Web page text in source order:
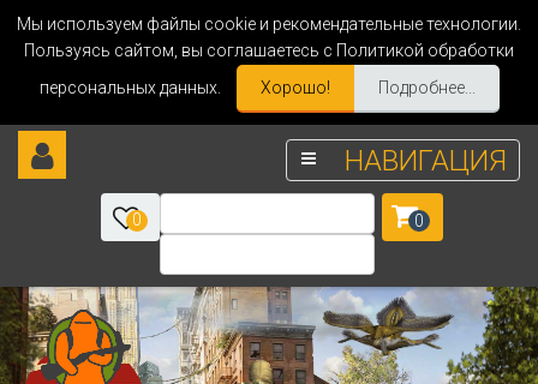
Мы используем файлы cookie и рекомендательные технологии.
Пользуясь сайтом, вы соглашаетесь с Политикой обработки
персональных данных.
Хорошо! Подробнее...
НАВИГАЦИЯ
0 0